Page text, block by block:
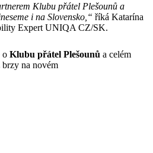
Klubu přátel Plešounů a
i na Slovensko,“ říká Katarína
Expert UNIQA CZ/SK.
o Klubu přátel Plešounů a celém
brzy na novém